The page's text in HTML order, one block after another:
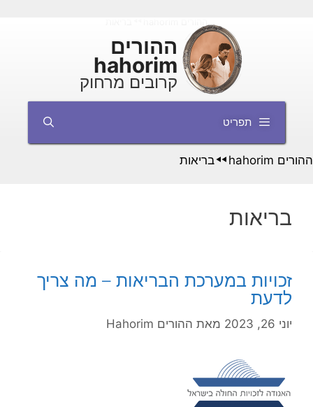
ההורים
hahorim
קרובים מרחוק
תפריט
ההורים hahorim ◄◄ בריאות
בריאות
זכויות במערכת הבריאות – מה צריך
לדעת
יוני 26, 2023 מאת ההורים Hahorim